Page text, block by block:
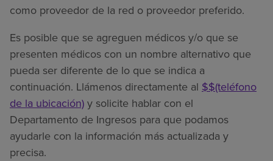
como proveedor de la red o proveedor preferido.
Es posible que se agreguen médicos y/o que se
presenten médicos con un nombre alternativo que
pueda ser diferente de lo que se indica a
continuación. Llámenos directamente al $$(teléfono
de la ubicación)y solicite hablar con el
Departamento de Ingresos para que podamos
ayudarle con la información más actualizada y
precisa.